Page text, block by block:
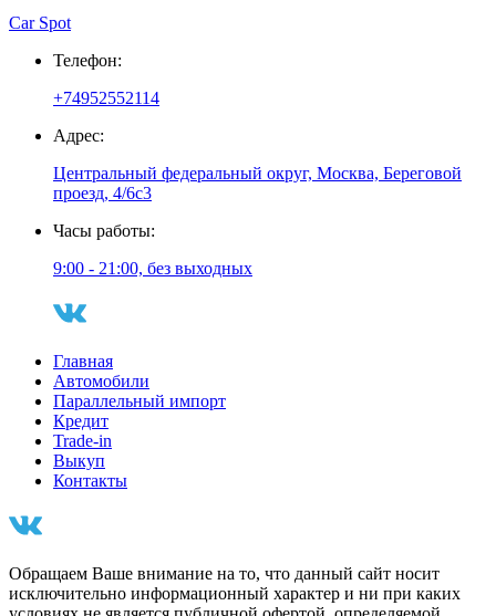
Car Spot
Телефон:
+74952552114
Адрес:
Центральный федеральный округ, Москва, Береговой
проезд, 4/6с3
Часы работы:
9:00 - 21:00, без выходных
Главная
Автомобили
Параллельный импорт
Кредит
Trade-in
Выкуп
Контакты
Обращаем Ваше внимание на то, что данный сайт носит
исключительно информационный характер и ни при каких